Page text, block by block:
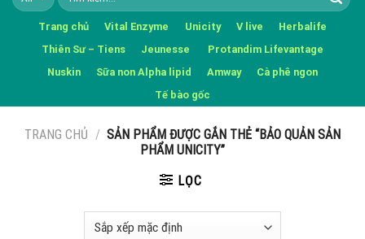
kiếm:
Trang chủ Vital Enzyme Unicity V live
Herbalife
Thiên Sư – Tiens
Jeunesse
Protandim Lifevantage
Nuskin
Sữa non Alpha lipid Amway
Cà phê ngon
Tế bào gốc
TRANG CHỦ / SẢN PHẨM ĐƯỢC GẮN THẺ “BẢO QUẢN SẢN
PHẨM UNICITY”
LỌC